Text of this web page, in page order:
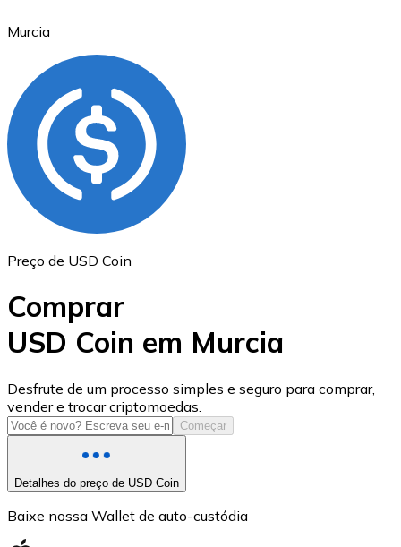
Ethereum
ETH
USD Coin
USDC
Murcia
Preço de USD Coin
Comprar
USD Coin em Murcia
Desfrute de um processo simples e seguro para comprar,
vender e trocar criptomoedas.
Começar
Detalhes do preço de USD Coin
Baixe nossa Wallet de auto-custódia